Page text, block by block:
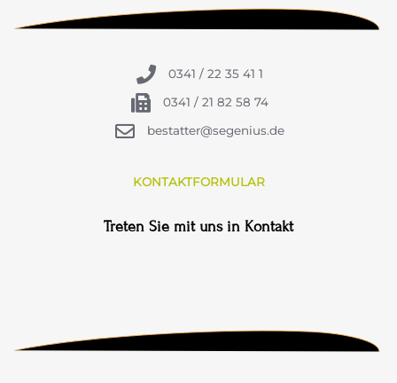
0341 / 22 35 41 1
0341 / 21 82 58 74
bestatter@segenius.de
KONTAKTFORMULAR
Treten Sie mit uns in Kontakt